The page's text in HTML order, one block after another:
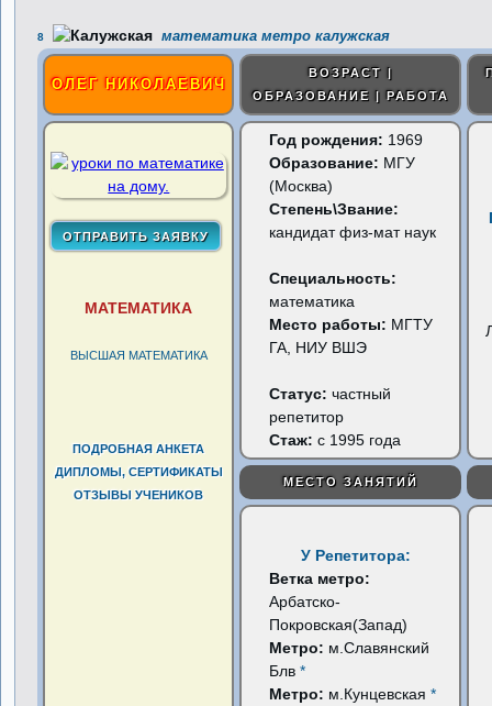
8 математика метро калужская
ОЛЕГ НИКОЛАЕВИЧ
ВОЗРАСТ |
ОБРАЗОВАНИЕ | РАБОТА
МАТЕМАТИКА
ВЫСШАЯ МАТЕМАТИКА
ПОДРОБНАЯ АНКЕТА
ДИПЛОМЫ, СЕРТИФИКАТЫ
ОТЗЫВЫ УЧЕНИКОВ
Год рождения: 1969
Образование: МГУ
(Москва)
Степень\Звание:
кандидат физ-мат наук
Специальность:
математика
Место работы: МГТУ
ГА, НИУ ВШЭ
Статус:частный
репетитор
Стаж: с 1995 года
МЕСТО ЗАНЯТИЙ
У Репетитора:
Ветка метро:
Арбатско-
Покровская(Запад)
Метро: м.Славянский
Блв*
Метро: м.Кунцевская*